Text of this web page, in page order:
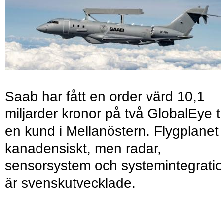
Saab har fått en order värd 10,1
miljarder kronor på två GlobalEye
en kund i Mellanöstern.
kanadensiskt, men radar,
sensorsystem och
är svenskutvecklade.